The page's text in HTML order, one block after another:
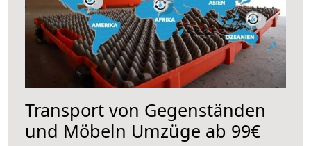
Transport von Gegenständen
und Möbeln Umzüge ab 99€